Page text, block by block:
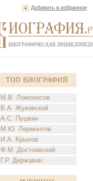
Добавить в избранное
Топ Биографий
М.В. Ломоносов
В.А. Жуковский
А.С. Пушкин
М.Ю. Лермонтов
И.А. Крылов
Ф.М. Достоевский
Г.Р. Державин